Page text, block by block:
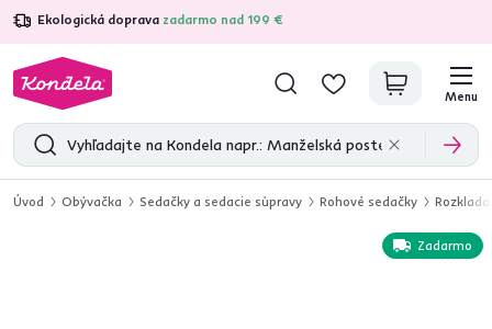
Ekologická doprava zadarmo nad 199 €
4,7 31 211overených produktových recenzií
Menu
Úvod Obývačka Sedačky a sedacie súpravy Rohové sedačky
Zadarmo